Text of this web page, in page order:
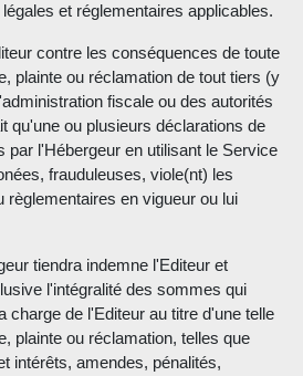
et réglementaires applicables.
contre les conséquences de toute
plainte ou réclamation de tout tiers (y
fiscale ou des autorités
qu'une ou plusieurs déclarations de
par l'Hébergeur en utilisant le Service
frauduleuses, viole(nt) les
règlementaires en vigueur ou lui
tiendra indemne l'Editeur et
l'intégralité des sommes qui
charge de l'Editeur au titre d'une telle
plainte ou réclamation, telles que
intérêts, amendes, pénalités,